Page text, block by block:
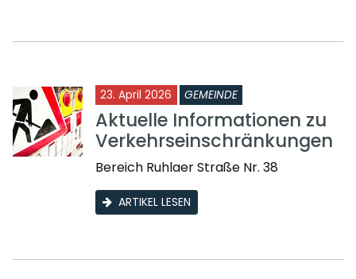
23. April 2026 GEMEINDE
Aktuelle Informationen zu
Verkehrseinschränkungen
Bereich Ruhlaer Straße Nr. 38
ARTIKEL LESEN